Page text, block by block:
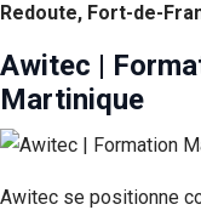
Redoute, Fort-de-
Awitec |
Martinique
Awitec se positionne